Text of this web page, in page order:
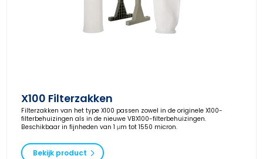
X100 Filterzakken
Filterzakken van het type X100 passen zowel in de originele X100-
filterbehuizingen als in de nieuwe VBX100-filterbehuizingen.
Beschikbaar in fijnheden van 1 μm tot 1550 micron.
Bekijk product